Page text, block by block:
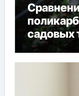
садовых